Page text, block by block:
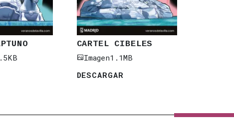
CARTEL CIBELES
Imagen1.1MB
DESCARGAR